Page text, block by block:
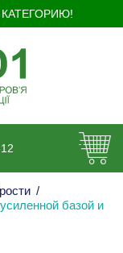
/
базой и